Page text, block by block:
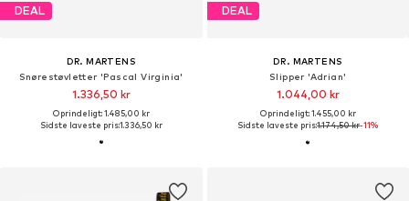
DEAL
DR. MARTENS
Snørestøvletter 'Pascal Virginia'
1.336,50 kr
Oprindeligt: 1.485,00 kr
Sidste laveste pris:1.336,50 kr
DEAL
DR. MARTENS
Slipper 'Adrian'
1.044,00 kr
Oprindeligt: 1.455,00 kr
Sidste laveste pris:1.174,50 kr-11%